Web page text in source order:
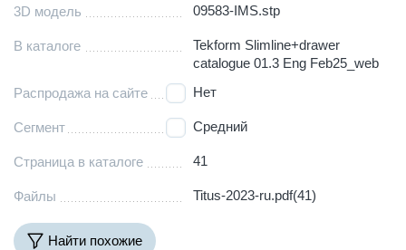
3D модель 09583-IMS.stp
В каталоге
Tekform Slimline+drawer
catalogue 01.3 Eng Feb25_web
Распродажа на сайте
Нет
Сегмент Средний
Страница в каталоге 41
Файлы Titus-2023-ru.pdf(41)
Найти похожие